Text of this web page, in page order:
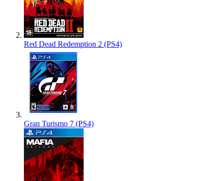
Red Dead Redemption 2 (PS4)
Gran Turismo 7 (PS4)